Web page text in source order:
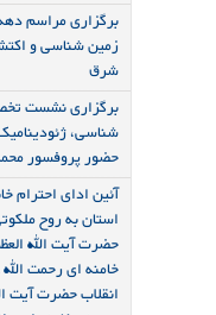
برگزاری مراسم
زمین شناسی و
شرق
برگزاری نشست
شناسی،
حضور پروفسور
آئین ادای احترام
استان به روح
حضرت آیت الله
خامنه ای رحمت
انقلاب حضرت آیت